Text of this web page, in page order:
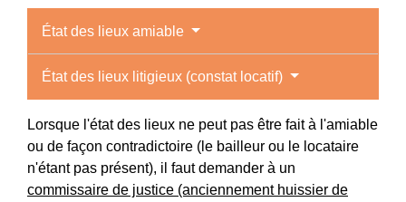
État des lieux amiable
État des lieux litigieux (constat locatif)
Lorsque l'état des lieux ne peut pas être fait à l'amiable
ou de façon contradictoire (le bailleur ou le locataire
n'étant pas présent), il faut demander à un
commissaire de justice (anciennement huissier de